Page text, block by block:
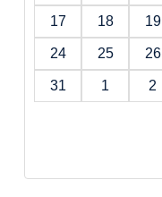
17 18 19
24 25 26
31 1 2